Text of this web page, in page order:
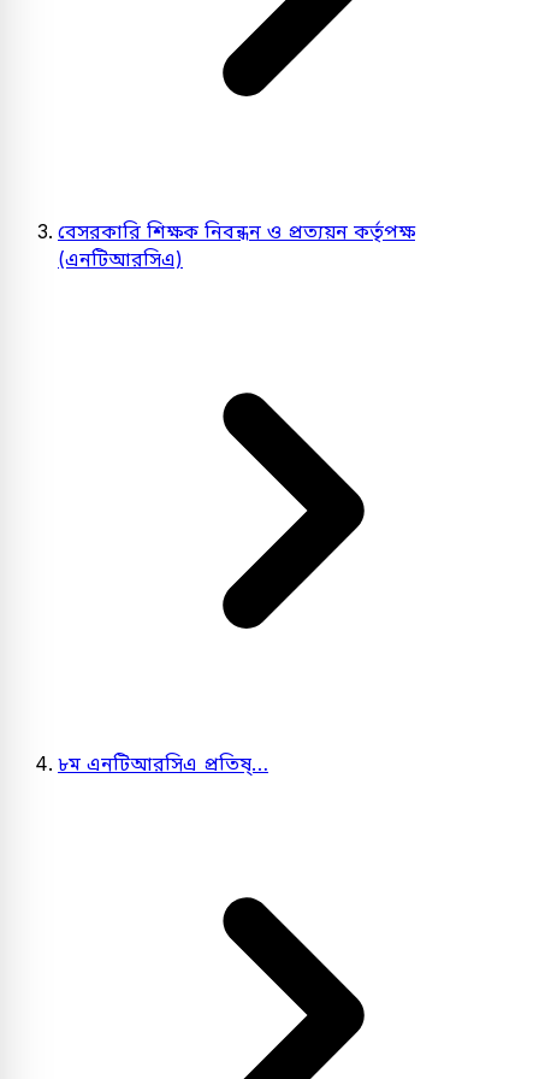
বেসরকারি শিক্ষক নিবন্ধন ও প্রত্যয়ন কর্তৃপক্ষ
(এনটিআরসিএ)
৮ম এনটিআরসিএ প্রতিষ্…